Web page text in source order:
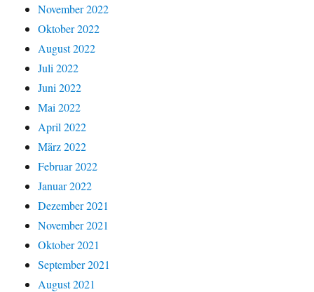
November 2022
Oktober 2022
August 2022
Juli 2022
Juni 2022
Mai 2022
April 2022
März 2022
Februar 2022
Januar 2022
Dezember 2021
November 2021
Oktober 2021
September 2021
August 2021